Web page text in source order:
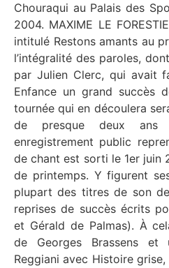
Chouraqui au Palais des
2004. MAXIME LE
intitulé Restons amants au
l’intégralité des paroles,
par Julien Clerc, qui avait
Enfance un grand succès
tournée qui en découlera
de presque deux
enregistrement public
de chant est sorti le 1er juin
de printemps. Y figurent
plupart des titres de son
reprises de succès écrits
et Gérald de Palmas). À
de Georges Brassens et
Reggiani avec Histoire